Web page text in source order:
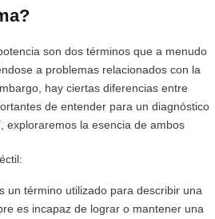
son dos términos que a menudo
a problemas relacionados con la
hay ciertas diferencias entre
de entender para un diagnóstico
exploraremos la esencia de ambos
un término utilizado para describir una
es incapaz de lograr o mantener una